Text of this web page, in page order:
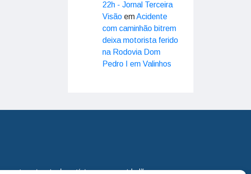
22h - Jornal Terceira
Visão emAcidente
com caminhão bitrem
deixa motorista ferido
na Rodovia Dom
Pedro I em Valinhos
terceira via de notícias para os cidadãos